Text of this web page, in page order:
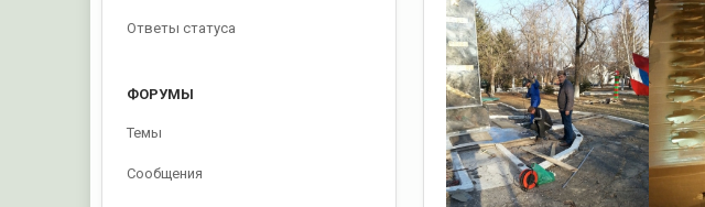
Ответы статуса
ФОРУМЫ
Темы
Сообщения